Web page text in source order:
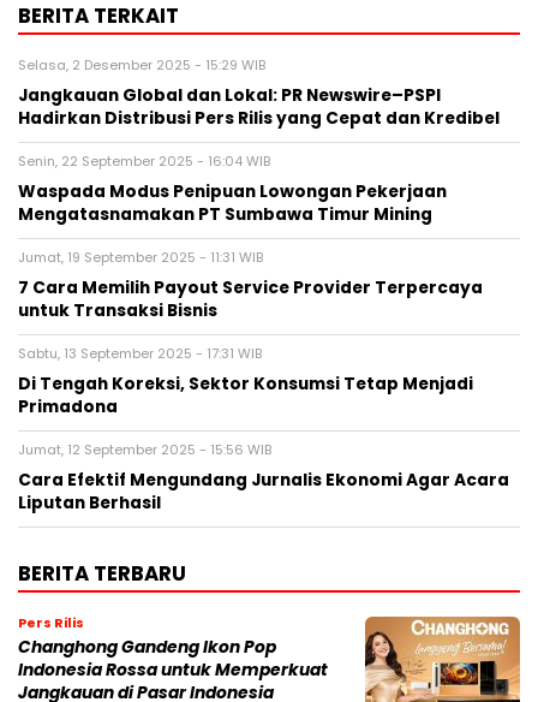
BERITA TERKAIT
Selasa, 2 Desember 2025 - 15:29 WIB
Jangkauan Global dan Lokal: PR Newswire–PSPI
Hadirkan Distribusi Pers Rilis yang Cepat dan Kredibel
Senin, 22 September 2025 - 16:04 WIB
Waspada Modus Penipuan Lowongan Pekerjaan
Mengatasnamakan PT Sumbawa Timur Mining
Jumat, 19 September 2025 - 11:31 WIB
7 Cara Memilih Payout Service Provider Terpercaya
untuk Transaksi Bisnis
Sabtu, 13 September 2025 - 17:31 WIB
Di Tengah Koreksi, Sektor Konsumsi Tetap Menjadi
Primadona
Jumat, 12 September 2025 - 15:56 WIB
Cara Efektif Mengundang Jurnalis Ekonomi Agar Acara
Liputan Berhasil
BERITA TERBARU
Pers Rilis
Changhong Gandeng Ikon Pop
Indonesia Rossa untuk Memperkuat
Jangkauan di Pasar Indonesia